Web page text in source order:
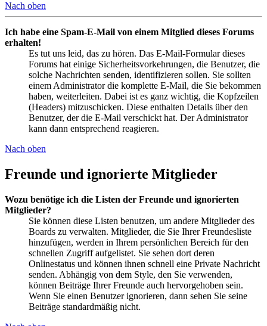
Nach oben
Ich habe eine Spam-E-Mail von einem Mitglied dieses Forums
erhalten!
Es tut uns leid, das zu hören. Das E-Mail-Formular dieses
Forums hat einige Sicherheitsvorkehrungen, die Benutzer, die
solche Nachrichten senden, identifizieren sollen. Sie sollten
einem Administrator die komplette E-Mail, die Sie bekommen
haben, weiterleiten. Dabei ist es ganz wichtig, die Kopfzeilen
(Headers) mitzuschicken. Diese enthalten Details über den
Benutzer, der die E-Mail verschickt hat. Der Administrator
kann dann entsprechend reagieren.
Nach oben
Freunde und ignorierte Mitglieder
Wozu benötige ich die Listen der Freunde und ignorierten
Mitglieder?
Sie können diese Listen benutzen, um andere Mitglieder des
Boards zu verwalten. Mitglieder, die Sie Ihrer Freundesliste
hinzufügen, werden in Ihrem persönlichen Bereich für den
schnellen Zugriff aufgelistet. Sie sehen dort deren
Onlinestatus und können ihnen schnell eine Private Nachricht
senden. Abhängig von dem Style, den Sie verwenden,
können Beiträge Ihrer Freunde auch hervorgehoben sein.
Wenn Sie einen Benutzer ignorieren, dann sehen Sie seine
Beiträge standardmäßig nicht.